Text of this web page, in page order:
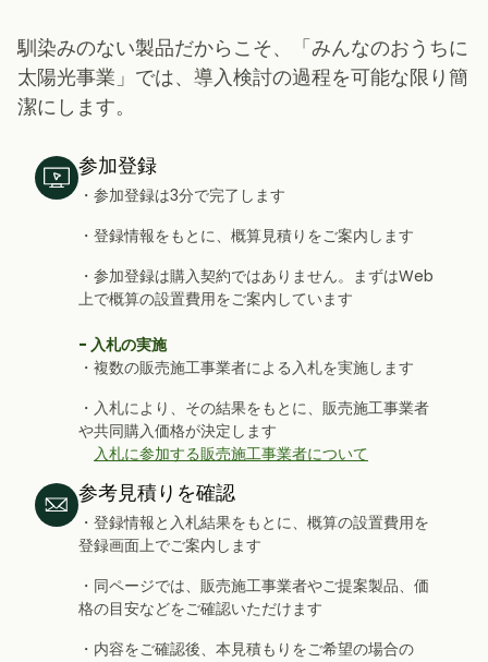
馴染みのない製品だからこそ、「みんなのおうちに
太陽光事業」では、導入検討の過程を可能な限り簡
潔にします。
参加登録
・参加登録は3分で完了します
・登録情報をもとに、概算見積りをご案内します
・参加登録は購入契約ではありません。まずはWeb
上で概算の設置費用をご案内しています
- 入札の実施
・複数の販売施工事業者による入札を実施します
・入札により、その結果をもとに、販売施工事業者
や共同購入価格が決定します
入札に参加する販売施工事業者について
参考見積りを確認
・登録情報と入札結果をもとに、概算の設置費用を
登録画面上でご案内します
・同ページでは、販売施工事業者やご提案製品、価
格の目安などをご確認いただけます
・内容をご確認後、本見積もりをご希望の場合の